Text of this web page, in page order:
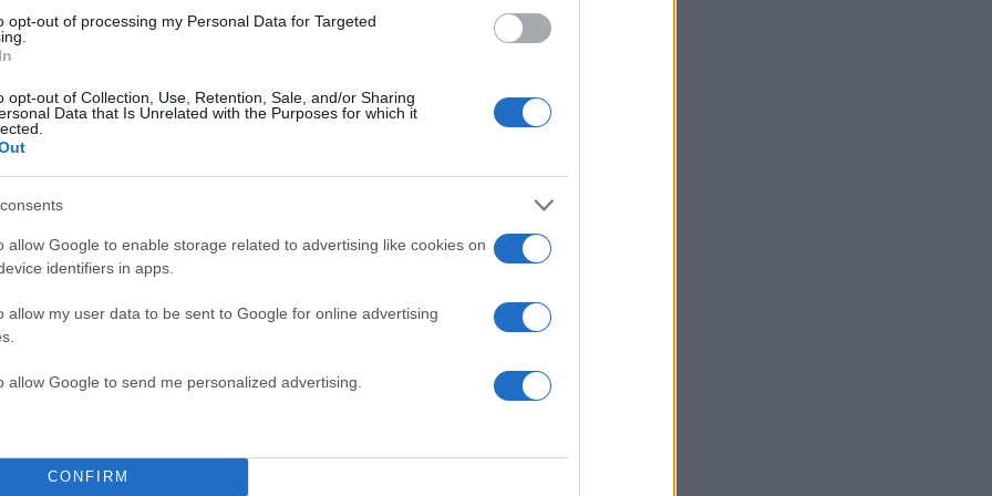
opt-out of processing my Personal Data for Targeted
opt-out of Collection, Use, Retention, Sale, and/or Sharing
Data that Is Unrelated with the Purposes for which it
allow Google to enable storage related to advertising like cookies on
identifiers in apps.
allow my user data to be sent to Google for online advertising
allow Google to send me personalized advertising.
CONFIRM
Σχολίασε εδώ
50 /50
2000 /2000
από reCAPTCHA, ισχύουν